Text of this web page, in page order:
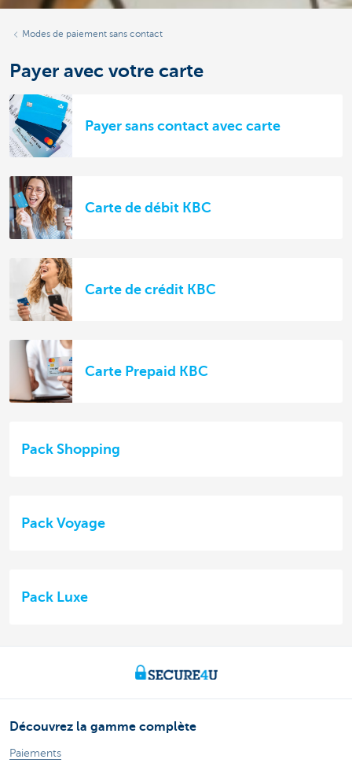
Modes de paiement sans contact
Payer avec votre carte
Payer sans contact avec carte
Carte de débit KBC
Carte de crédit KBC
Carte Prepaid KBC
Pack Shopping
Pack Voyage
Pack Luxe
Découvrez la gamme complète
Paiements